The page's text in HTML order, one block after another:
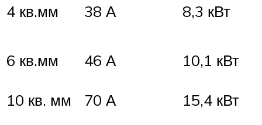
4 кв.мм 38 А 8,3 кВт
6 кв.мм 46 А 10,1 кВт
10 кв. мм 70 А
15,4 кВт